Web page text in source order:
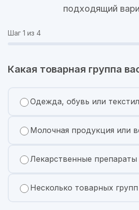
подходящий
Шаг 1 из 4
Какая товарная группа
Одежда, обувь или
Молочная продукция или
Лекарственные препараты
Несколько товарных групп